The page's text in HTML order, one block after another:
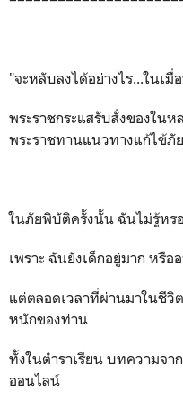
"จะหลับลงได้อย่างไร...ในเ
พระราชกระแสรับสั่งของในห
พระราชทานแนวทางแก้ไข้
ในภัยพิบัติครั้งนั้น ฉันไม่รู้หร
เพราะ ฉันยังเด็กอยู่มาก หรือ
แต่ตลอดเวลาที่ผ่านมาในชีวิ
หนักของท่าน
ทั้งในตำราเรียน บทความจ
ออนไลน์